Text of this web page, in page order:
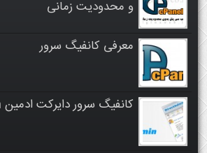
و محدودیت زمانی
معرفی کانفیگ سرور
کانفیگ سرور دایرکت ادمین Directadmin